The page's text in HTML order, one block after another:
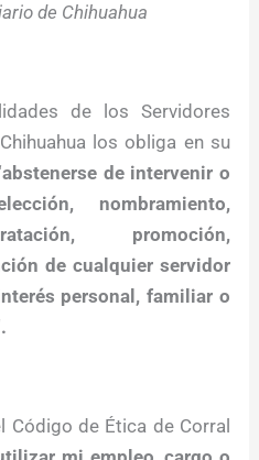
de Chihuahua
de los Servidores
los obliga en su
de intervenir o
nombramiento,
promoción,
de cualquier servidor
personal, familiar o
de Ética de Corral